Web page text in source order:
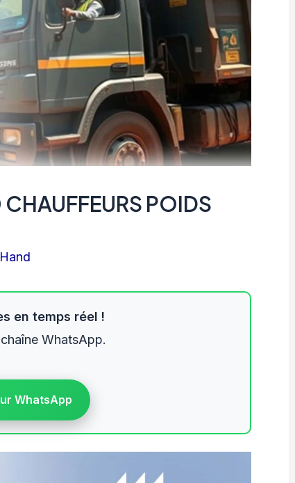
CHAUFFEURS POIDS
en temps réel !
WhatsApp.
WhatsApp